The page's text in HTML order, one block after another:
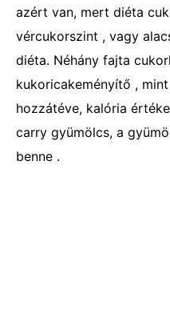
azért van, mert diéta
vércukorszint , vagy
diéta. Néhány fajta
kukoricakeményítő ,
hozzátéve, kalória
carry gyümölcs, a
benne .